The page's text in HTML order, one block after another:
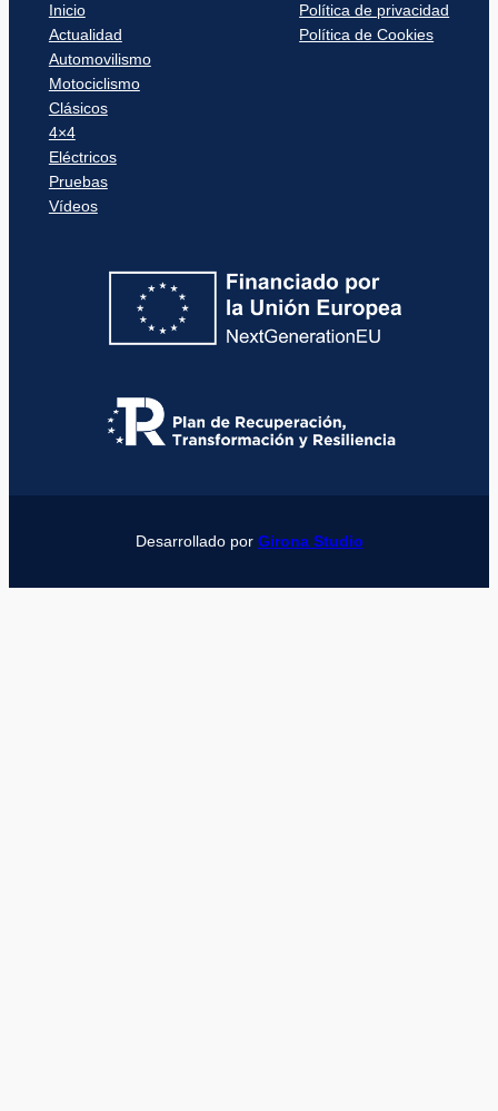
Inicio
Actualidad
Automovilismo
Motociclismo
Clásicos
4×4
Eléctricos
Pruebas
Vídeos
Política de privacidad
Política de Cookies
Desarrollado por Girona Studio